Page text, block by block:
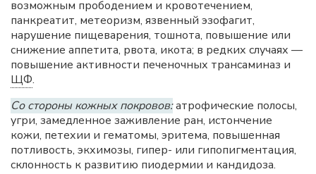
возможным прободением и кровотечением,
панкреатит, метеоризм, язвенный эзофагит,
нарушение пищеварения, тошнота, повышение или
снижение аппетита, рвота, икота; в редких случаях —
повышение активности печеночных трансаминаз и
ЩФ.
Со стороны кожных покровов:атрофические полосы,
угри, замедленное заживление ран, истончение
кожи, петехии и гематомы, эритема, повышенная
потливость, экхимозы, гипер- или гипопигментация,
склонность к развитию пиодермии и кандидоза.